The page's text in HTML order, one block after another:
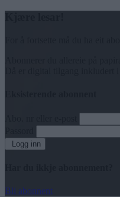
Logg inn
Bli abonnent